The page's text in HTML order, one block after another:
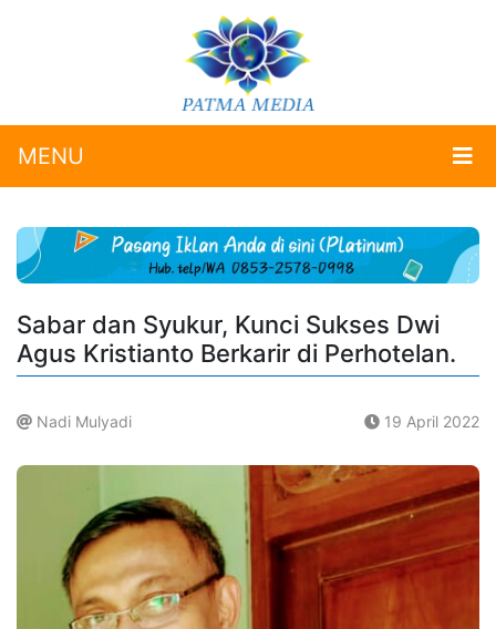
MENU
Sabar dan Syukur, Kunci Sukses Dwi
Agus Kristianto Berkarir di Perhotelan.
Nadi Mulyadi 19 April 2022